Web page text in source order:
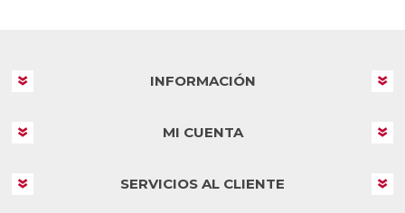
INFORMACIÓN
MI CUENTA
SERVICIOS AL CLIENTE